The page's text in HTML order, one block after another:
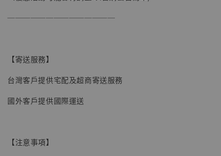
──────────────
【寄送服務】
台灣客戶提供宅配及超商寄送服務
國外客戶提供國際運送
【注意事項】